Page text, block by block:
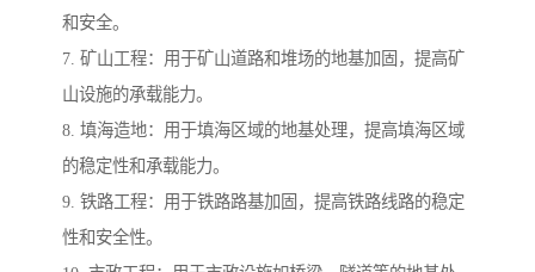
和安全。
7. 矿山工程：用于矿山道路和堆场的地基加固，提高矿
山设施的承载能力。
8. 填海造地：用于填海区域的地基处理，提高填海区域
的稳定性和承载能力。
9. 铁路工程：用于铁路路基加固，提高铁路线路的稳定
性和安全性。